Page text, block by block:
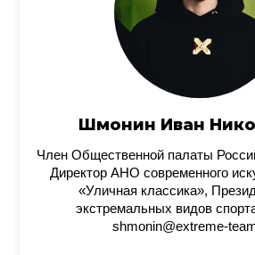
Шмонин Иван
Член Общественной палаты
Директор АНО современного
«Уличная классика»,
экстремальных видов
shmonin@extreme-